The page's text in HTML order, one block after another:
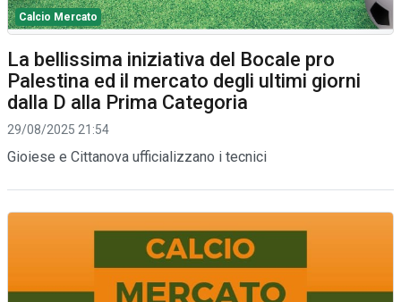
Calcio Mercato
La bellissima iniziativa del Bocale pro
Palestina ed il mercato degli ultimi giorni
dalla D alla Prima Categoria
29/08/2025 21:54
Gioiese e Cittanova ufficializzano i tecnici